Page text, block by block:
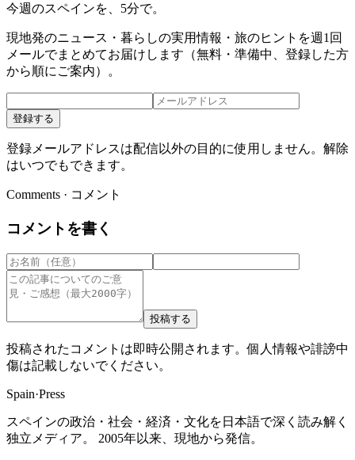
今週のスペインを、5分で。
現地発のニュース・暮らしの実用情報・旅のヒントを週1回
メールでまとめてお届けします（無料・準備中、登録した方
から順にご案内）。
登録する
登録メールアドレスは配信以外の目的に使用しません。解除
はいつでもできます。
Comments · コメント
コメントを書く
投稿する
投稿されたコメントは即時公開されます。個人情報や誹謗中
傷は記載しないでください。
Spain·Press
スペインの政治・社会・経済・文化を日本語で深く読み解く
独立メディア。 2005年以来、現地から発信。